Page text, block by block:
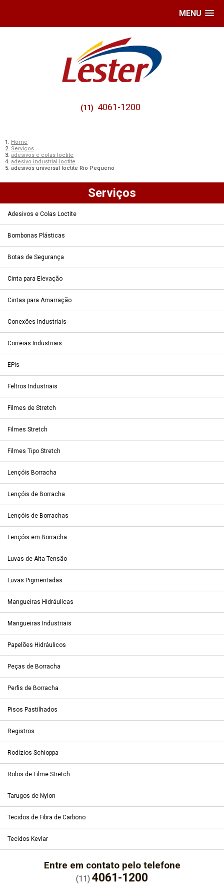
MENU
(11) 4061-1200
Home
Serviços
adesivos e colas loctite
adesivo industrial loctite
adesivos universal loctite Rio Pequeno
Serviços
Adesivos e Colas Loctite
Bombonas Plásticas
Botas de Segurança
Cinta para Elevação
Cintas para Amarração
Conexões Industriais
Correias Industriais
EPIs
Feltros Industriais
Filmes de Stretch
Filmes Stretch
Filmes Tipo Stretch
Lençóis Borracha
Lençóis de Borracha
Lençóis de Borrachas
Lençóis em Borracha
Luvas de Alta Tensão
Luvas Pigmentadas
Mangueiras Hidráulicas
Mangueiras Industriais
Papelões Hidráulicos
Peças de Borracha
Perfis de Borracha
Pisos Pastilhados
Registros
Rodízios Schioppa
Rolos de Filme Stretch
Tarugos de Nylon
Tecidos de Fibra de Carbono
Tecidos Kevlar
Entre em contato pelo telefone
(11) 4061-1200